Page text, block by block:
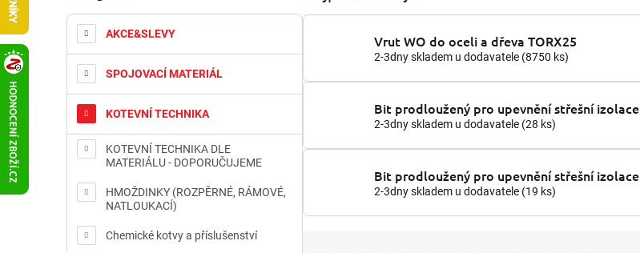
s
r
n
p
kategorie
AKCE&SLEVY
SPOJOVACÍ MATERIÁL
KOTEVNÍ TECHNIKA
KOTEVNÍ TECHNIKA DLE
MATERIÁLU - DOPORUČUJEME
HMOŽDINKY (ROZPĚRNÉ, RÁMOVÉ,
NATLOUKACÍ)
Chemické kotvy a příslušenství
Vrut WO do oceli a dřeva TORX25
2-3dny skladem u dodavatele (8750 ks)
Bit prodloužený pro upevnění střešní izolace
2-3dny skladem u dodavatele (28 ks)
Bit prodloužený pro upevnění střešní izolace
2-3dny skladem u dodavatele (19 ks)